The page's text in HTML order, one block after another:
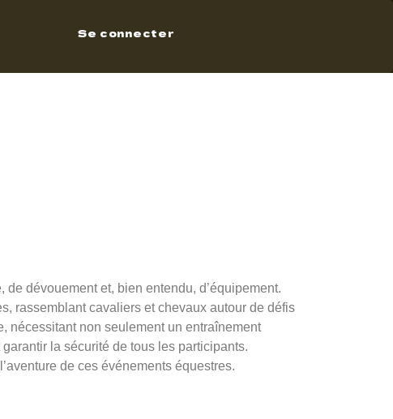
Se connecter
dévouement et, bien entendu, d’équipement.
rassemblant cavaliers et chevaux autour de défis
nécessitant non seulement un entraînement
la sécurité de tous les participants.
de ces événements équestres.